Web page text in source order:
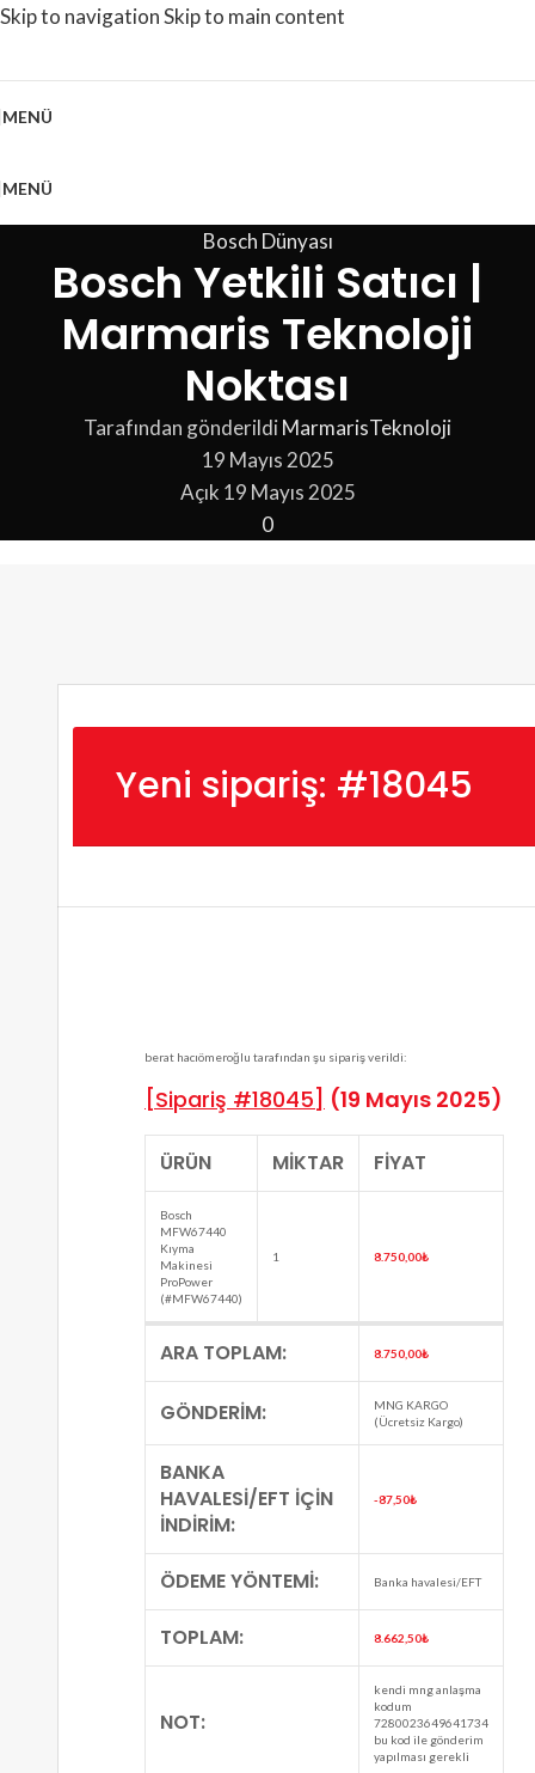
Skip to navigationSkip to main content
MENÜ
MENÜ
Bosch Dünyası
Bosch Yetkili Satıcı |
Marmaris Teknoloji
Noktası
Tarafından gönderildiMarmarisTeknoloji
19 Mayıs 2025
Açık 19 Mayıs 2025
0
Yeni sipariş: #18045
berat hacıömeroğlu tarafından şu sipariş verildi:
[Sipariş #18045] (19 Mayıs 2025)
ÜRÜN MIKTAR FIYAT
Bosch
MFW67440
Kıyma
Makinesi
ProPower
(#MFW67440)
1 8.750,00₺
ARA TOPLAM: 8.750,00₺
GÖNDERIM:
MNG KARGO
(Ücretsiz Kargo)
BANKA
HAVALESI/EFT IÇIN
INDIRIM:
-87,50₺
ÖDEME YÖNTEMI: Banka havalesi/EFT
TOPLAM: 8.662,50₺
NOT:
kendi mng anlaşma
kodum
7280023649641734
bu kod ile gönderim
yapılması gerekli